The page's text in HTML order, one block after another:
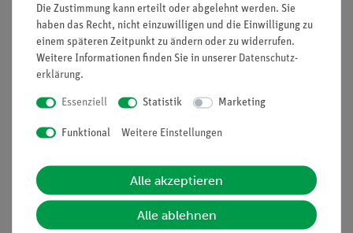
dessen Länge L und Querschnittsfläche A zusammenhängt.
Lernziele
Die Schüler sollen anhand der von ihnen ermittelten
eines Drahtes R und dessen Länge L und Querschnitt A
erkennen: R ∼ L/A.
Lieferumfang
Die Zustimmung kann erteilt oder abgelehnt werden. Sie
haben das Recht, nicht einzuwilligen und die Einwilligung zu
einem späteren Zeitpunkt zu ändern oder zu widerrufen.
Weitere Informationen finden Sie in unserer Daten­schutz­
erklärung.
Essenziell Statistik Marketing
Funktional Weitere Einstellungen
Alle akzeptieren
Alle ablehnen